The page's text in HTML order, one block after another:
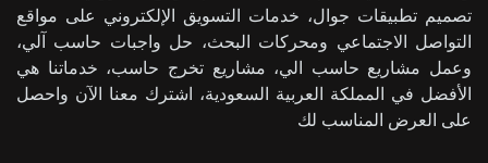
تصميم تطبيقات جوال، خدمات التسويق الإلكتروني على مواقع
التواصل الاجتماعي ومحركات البحث، حل واجبات حاسب آلي،
وعمل مشاريع حاسب الي، مشاريع تخرج حاسب، خدماتنا هي
الأفضل في المملكة العربية السعودية، اشترك معنا الآن واحصل
على العرض المناسب لك